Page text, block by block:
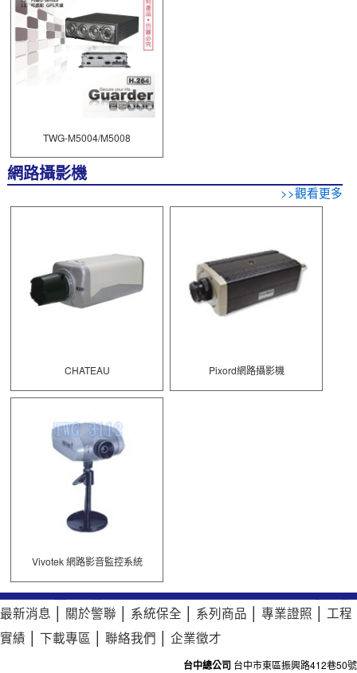
TWG-M5004/M5008
網路攝影機
>>觀看更多
CHATEAU Pixord網路攝影機
Vivotek 網路影音監控系統
最新消息 │ 關於警聯 │ 系統保全 │ 系列商品 │ 專業證照 │ 工程
實績 │ 下載專區 │ 聯絡我們 │ 企業徵才
台中總公司 台中市東區振興路412巷50號